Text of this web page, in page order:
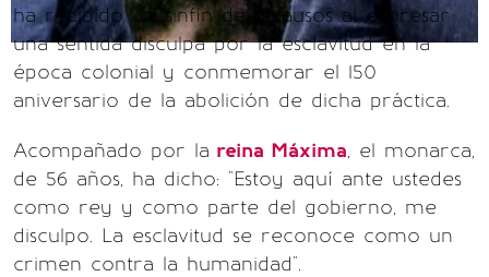
ha recibido un sinfín de aplausos al expresar
una sentida disculpa por la esclavitud en la
época colonial y conmemorar el 150
aniversario de la abolición de dicha práctica.
Acompañado por la reina Máxima, el monarca,
de 56 años, ha dicho: "Estoy aquí ante ustedes
como rey y como parte del gobierno, me
disculpo. La esclavitud se reconoce como un
crimen contra la humanidad".